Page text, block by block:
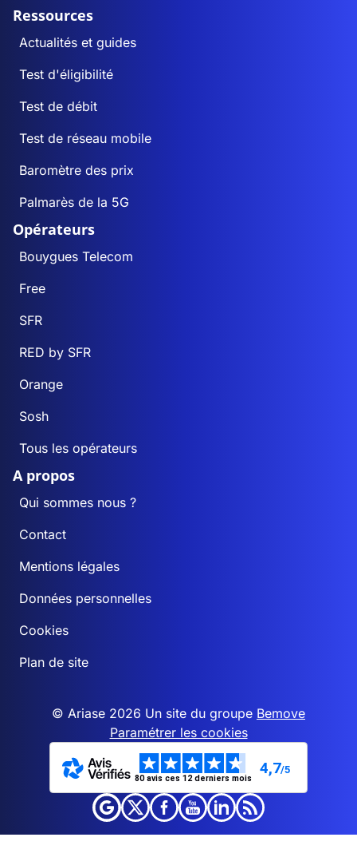
Ressources
Actualités et guides
Test d'éligibilité
Test de débit
Test de réseau mobile
Baromètre des prix
Palmarès de la 5G
Opérateurs
Bouygues Telecom
Free
SFR
RED by SFR
Orange
Sosh
Tous les opérateurs
A propos
Qui sommes nous ?
Contact
Mentions légales
Données personnelles
Cookies
Plan de site
© Ariase 2026 Un site du groupe Bemove
Paramétrer les cookies
80 avis ces 12 derniers mois
4,7/5